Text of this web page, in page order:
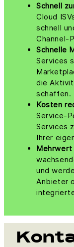
Schnell
Cloud
schnell
Channel-
Schnelle
Services
die
schaffen.
Kosten
Service-
Services
Ihrer
und
Anbieter